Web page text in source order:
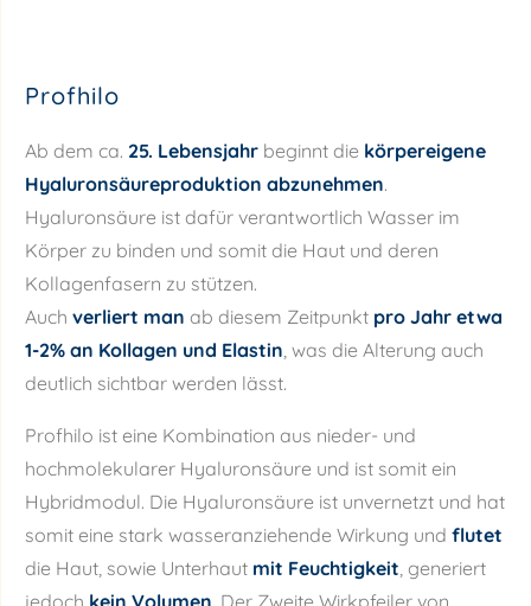
Profhilo
Ab dem ca. 25. Lebensjahr beginnt die körpereigene
Hyaluronsäureproduktion abzunehmen.
Hyaluronsäure ist dafür verantwortlich Wasser im
Körper zu binden und somit die Haut und deren
Kollagenfasern zu stützen.
Auch verliert man ab diesem Zeitpunkt pro Jahr etwa
1-2% an Kollagen und Elastin, was die Alterung auch
deutlich sichtbar werden lässt.
Profhilo ist eine Kombination aus nieder- und
hochmolekularer Hyaluronsäure und ist somit ein
Hybridmodul. Die Hyaluronsäure ist unvernetzt und hat
somit eine stark wasseranziehende Wirkung und flutet
die Haut, sowie Unterhaut mit Feuchtigkeit, generiert